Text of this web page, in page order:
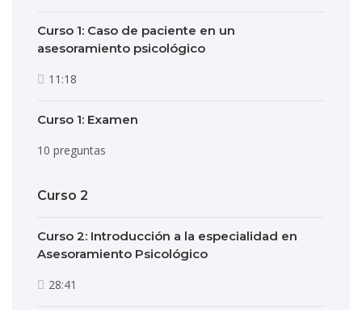
Curso 1: Caso de paciente en un
asesoramiento psicológico
11:18
Curso 1: Examen
10 preguntas
Curso 2
Curso 2: Introducción a la especialidad en
Asesoramiento Psicológico
28:41